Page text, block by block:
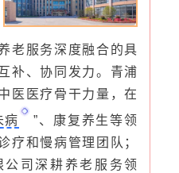
老服务深度融合的具
补、协同发力。青浦
医医疗骨干力量，在
病
”、康复养生等领
疗和慢病管理团队；
司深耕养老服务领